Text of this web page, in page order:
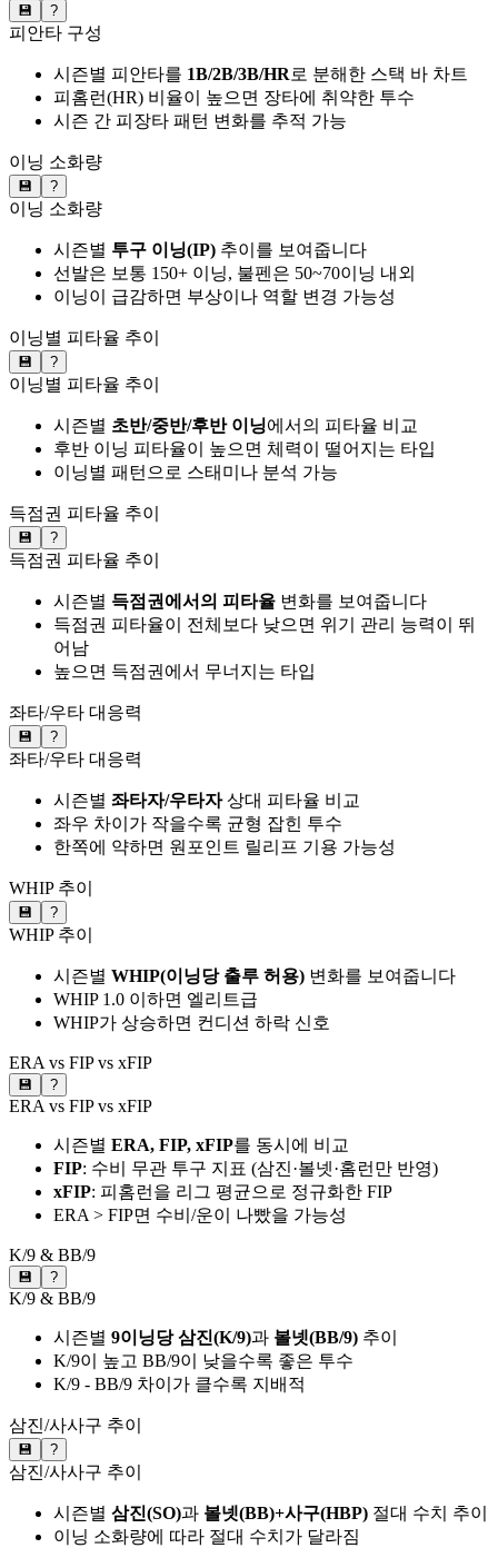
💾 ?
피안타 구성
시즌별 피안타를 1B/2B/3B/HR로 분해한 스택 바 차트
피홈런(HR) 비율이 높으면 장타에 취약한 투수
시즌 간 피장타 패턴 변화를 추적 가능
이닝 소화량
💾 ?
이닝 소화량
시즌별 투구 이닝(IP) 추이를 보여줍니다
선발은 보통 150+ 이닝, 불펜은 50~70이닝 내외
이닝이 급감하면 부상이나 역할 변경 가능성
이닝별 피타율 추이
💾 ?
이닝별 피타율 추이
시즌별 초반/중반/후반 이닝에서의 피타율 비교
후반 이닝 피타율이 높으면 체력이 떨어지는 타입
이닝별 패턴으로 스태미나 분석 가능
득점권 피타율 추이
💾 ?
득점권 피타율 추이
시즌별 득점권에서의 피타율 변화를 보여줍니다
득점권 피타율이 전체보다 낮으면 위기 관리 능력이 뛰
어남
높으면 득점권에서 무너지는 타입
좌타/우타 대응력
💾 ?
좌타/우타 대응력
시즌별 좌타자/우타자상대 피타율 비교
좌우 차이가 작을수록 균형 잡힌 투수
한쪽에 약하면 원포인트 릴리프 기용 가능성
WHIP 추이
💾 ?
WHIP 추이
시즌별 WHIP(이닝당 출루 허용) 변화를 보여줍니다
WHIP 1.0 이하면 엘리트급
WHIP가 상승하면 컨디션 하락 신호
ERA vs FIP vs xFIP
💾 ?
ERA vs FIP vs xFIP
시즌별 ERA, FIP, xFIP를 동시에 비교
FIP: 수비 무관 투구 지표 (삼진·볼넷·홈런만 반영)
xFIP: 피홈런을 리그 평균으로 정규화한 FIP
ERA > FIP면 수비/운이 나빴을 가능성
K/9 & BB/9
💾 ?
K/9 & BB/9
시즌별 9이닝당 삼진(K/9)과 볼넷(BB/9) 추이
K/9이 높고 BB/9이 낮을수록 좋은 투수
K/9 - BB/9 차이가 클수록 지배적
삼진/사사구 추이
💾 ?
삼진/사사구 추이
시즌별 삼진(SO)과 볼넷(BB)+사구(HBP) 절대 수치 추이
이닝 소화량에 따라 절대 수치가 달라짐